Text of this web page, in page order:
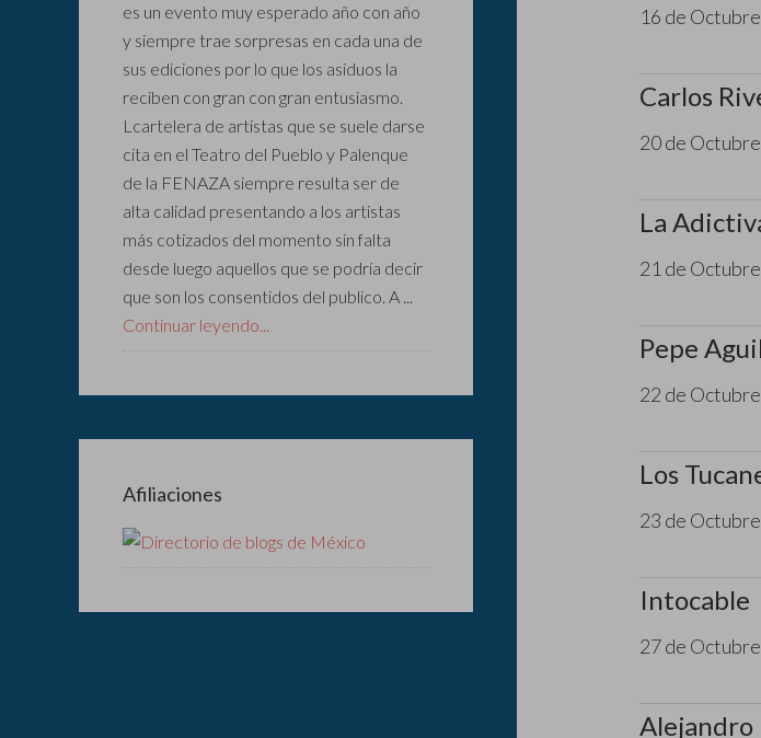
16 de
Carlos
20 de
La
21 de
Pepe
22 de
Los
23 de
Intocable
27 de
Alejandro
es un evento muy esperado año con año
y siempre trae sorpresas en cada una de
sus ediciones por lo que los asiduos la
reciben con gran con gran entusiasmo.
Lcartelera de artistas que se suele darse
cita en el Teatro del Pueblo y Palenque
de la FENAZA siempre resulta ser de
alta calidad presentando a los artistas
más cotizados del momento sin falta
desde luego aquellos que se podría decir
que son los consentidos del publico. A ...
Continuar leyendo...
Afiliaciones